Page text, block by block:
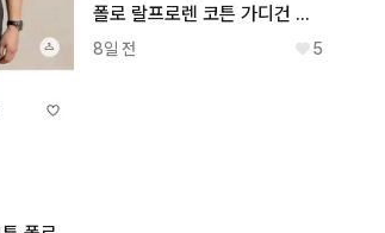
폴로 랄프로렌 코튼 가디건 그레이 xs
8일 전 5